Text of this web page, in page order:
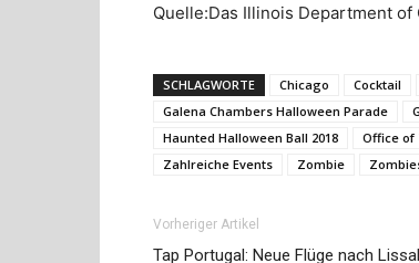
Quelle:Das Illinois Department
SCHLAGWORTE Chicago Cocktail
Galena Chambers Halloween Parade
Haunted Halloween Ball 2018
Office of
Zahlreiche Events
Zombie
Vorheriger Artikel
Tap Portugal: Neue Flüge nach